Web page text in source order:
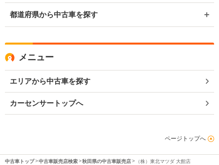
都道府県から中古車を探す
メニュー
エリアから中古車を探す
カーセンサートップへ
ページトップへ
中古車トップ 中古車販売店検索 秋田県の中古車販売店 （株）東北マツダ 大館店